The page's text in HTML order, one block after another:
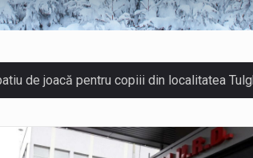
de joacă pentru copiii din localitatea